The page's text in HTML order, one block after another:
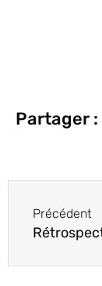
Partager :
Précédent